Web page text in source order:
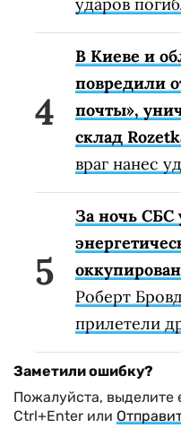
В Киеве и
повредили
почты»,
склад
враг нанес
За ночь СБС
Роберт
прилетели
Заметили ошибку?
Пожалуйста,
Ctrl+Enter или